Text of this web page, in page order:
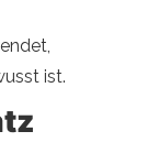
ist.